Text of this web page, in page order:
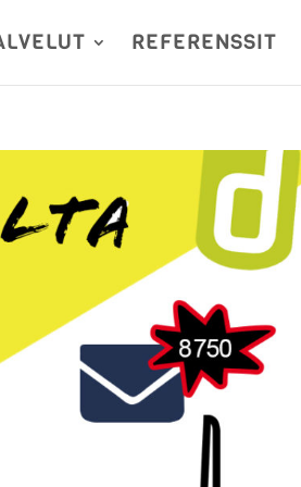
REFERENSSIT